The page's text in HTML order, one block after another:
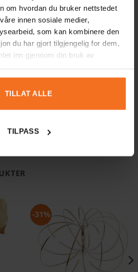
om hvordan du bruker nettstedet
innen sosiale medier,
som kan kombinere den
du har gjort tilgjengelig for dem,
inn gjennom din bruk av
TILLAT ALLE
TILPASS
E-post
Add photos or video to your review
-31%